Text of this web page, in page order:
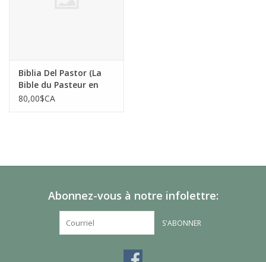
Biblia Del Pastor (La
Bible du Pasteur en
Espagnol)
80,00$CA
Abonnez-vous à notre infolettre:
S'ABONNER